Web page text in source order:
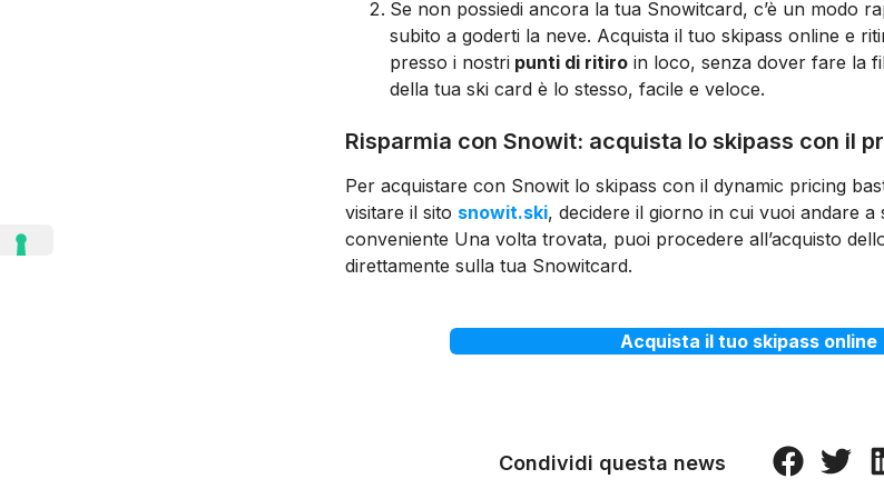
Se non possiedi ancora la tua Snowitcard, c’è un modo
subito a goderti la neve. Acquista il tuo skipass online e
presso i nostri punti di ritiro in loco, senza dover fare la
della tua ski card è lo stesso, facile e veloce.
Risparmia con Snowit: acquista lo skipass con il
Per acquistare con Snowit lo skipass con il dynamic pricing
visitare il sito snowit.ski, decidere il giorno in cui vuoi andare
conveniente Una volta trovata, puoi procedere all’acquisto
direttamente sulla tua Snowitcard.
Acquista il tuo skipass online
Condividi questa news